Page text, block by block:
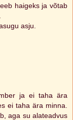
haigeks ja võtab
asju.
ja ei taha ära
ei taha ära minna.
aga su alateadvus